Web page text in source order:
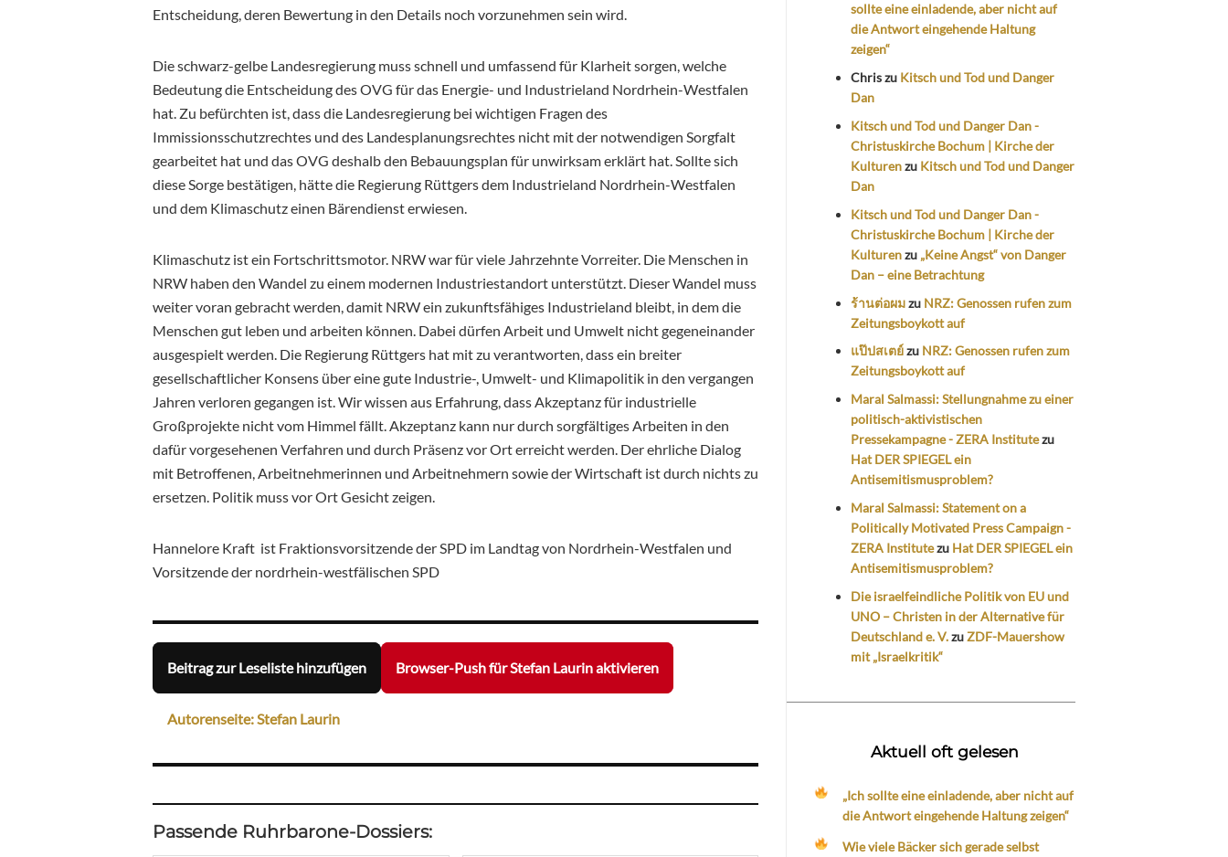
Entscheidung, deren Bewertung in den Details noch vorzunehmen sein wird.
Die schwarz-gelbe Landesregierung muss schnell und umfassend für Klarheit sorgen, welche
Bedeutung die Entscheidung des OVG für das Energie- und Industrieland Nordrhein-Westfalen
hat. Zu befürchten ist, dass die Landesregierung bei wichtigen Fragen des
Immissionsschutzrechtes und des Landesplanungsrechtes nicht mit der notwendigen Sorgfalt
gearbeitet hat und das OVG deshalb den Bebauungsplan für unwirksam erklärt hat. Sollte sich
diese Sorge bestätigen, hätte die Regierung Rüttgers dem Industrieland Nordrhein-Westfalen
und dem Klimaschutz einen Bärendienst erwiesen.
Klimaschutz ist ein Fortschrittsmotor. NRW war für viele Jahrzehnte Vorreiter. Die Menschen in
NRW haben den Wandel zu einem modernen Industriestandort unterstützt. Dieser Wandel muss
weiter voran gebracht werden, damit NRW ein zukunftsfähiges Industrieland bleibt, in dem die
Menschen gut leben und arbeiten können. Dabei dürfen Arbeit und Umwelt nicht gegeneinander
ausgespielt werden. Die Regierung Rüttgers hat mit zu verantworten, dass ein breiter
gesellschaftlicher Konsens über eine gute Industrie-, Umwelt- und Klimapolitik in den vergangen
Jahren verloren gegangen ist. Wir wissen aus Erfahrung, dass Akzeptanz für industrielle
Großprojekte nicht vom Himmel fällt. Akzeptanz kann nur durch sorgfältiges Arbeiten in den
dafür vorgesehenen Verfahren und durch Präsenz vor Ort erreicht werden. Der ehrliche Dialog
mit Betroffenen, Arbeitnehmerinnen und Arbeitnehmern sowie der Wirtschaft ist durch nichts zu
ersetzen. Politik muss vor Ort Gesicht zeigen.
Hannelore Kraft ist Fraktionsvorsitzende der SPD im Landtag von Nordrhein-Westfalen und
Vorsitzende der nordrhein-westfälischen SPD
Beitrag zur Leseliste hinzufügen Browser-Push für Stefan Laurin aktivieren
Autorenseite: Stefan Laurin
Passende Ruhrbarone-Dossiers:
sollte eine einladende, aber nicht auf
die Antwort eingehende Haltung
zeigen“
Chriszu Kitsch und Tod und Danger
Dan
Kitsch und Tod und Danger Dan -
Christuskirche Bochum | Kirche der
Kulturenzu Kitsch und Tod und Danger
Dan
Kitsch und Tod und Danger Dan -
Christuskirche Bochum | Kirche der
Kulturenzu „Keine Angst“ von Danger
Dan – eine Betrachtung
ร้านต่อผมzu NRZ: Genossen rufen zum
Zeitungsboykott auf
แป๊ปสเตย์zu NRZ: Genossen rufen zum
Zeitungsboykott auf
Maral Salmassi: Stellungnahme zu einer
politisch-aktivistischen
Pressekampagne - ZERA Institutezu
Hat DER SPIEGEL ein
Antisemitismusproblem?
Maral Salmassi: Statement on a
Politically Motivated Press Campaign -
ZERA Institutezu Hat DER SPIEGEL ein
Antisemitismusproblem?
Die israelfeindliche Politik von EU und
UNO – Christen in der Alternative für
Deutschland e. V.zuZDF-Mauershow
mit „Israelkritik“
Aktuell oft gelesen
„Ich sollte eine einladende, aber nicht auf
die Antwort eingehende Haltung zeigen“
Wie viele Bäcker sich gerade selbst